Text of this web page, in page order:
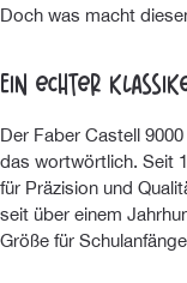
Doch was macht
Ein echter
Der Faber Castell
das wortwörtlich. Seit
für Präzision und
seit über einem
Größe für